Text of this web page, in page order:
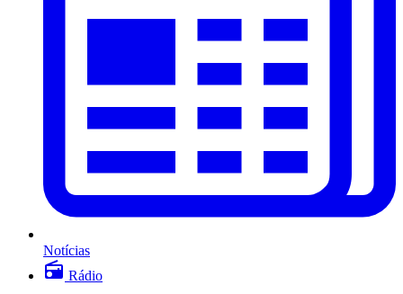
Notícias
Rádio